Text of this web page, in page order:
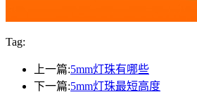
Tag:
上一篇:5mm灯珠有哪些
下一篇:5mm灯珠最短高度